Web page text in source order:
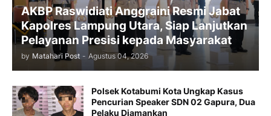
AKBP Raswidiati Anggraini Resmi Jabat
Kapolres Lampung Utara, Siap Lanjutkan
Pelayanan Presisi kepada Masyarakat
by Matahari Post - Agustus 04, 2026
Polsek Kotabumi Kota Ungkap Kasus
Pencurian Speaker SDN 02 Gapura, Dua
Pelaku Diamankan